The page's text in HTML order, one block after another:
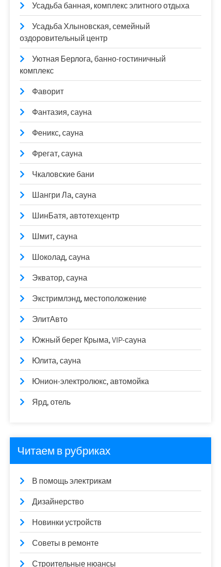
Усадьба банная, комплекс элитного отдыха
Усадьба Хлыновская, семейный
оздоровительный центр
Уютная Берлога, банно-гостиничный
комплекс
Фаворит
Фантазия, сауна
Феникс, сауна
Фрегат, сауна
Чкаловские бани
Шангри Ла, сауна
ШинБатя, автотехцентр
Шмит, сауна
Шоколад, сауна
Экватор, сауна
Экстримлэнд, местоположение
ЭлитАвто
Южный берег Крыма, VIP-сауна
Юлита, сауна
Юнион-электролюкс, автомойка
Ярд, отель
Читаем в рубриках
В помощь электрикам
Дизайнерство
Новинки устройств
Советы в ремонте
Строительные нюансы